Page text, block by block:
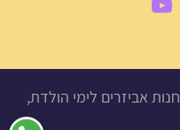
© כל הזכויות שמורות ל HIPHIP חנות אביזרים לימי הולדת,